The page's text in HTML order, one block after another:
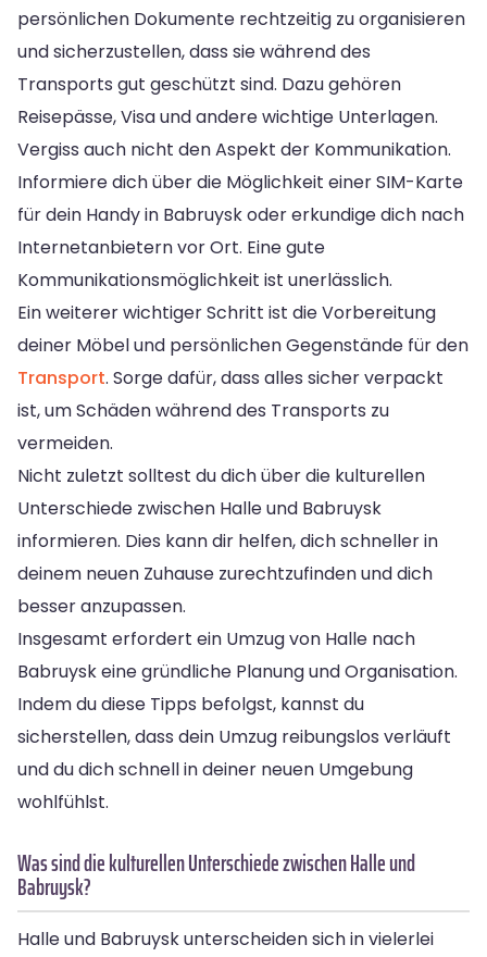
persönlichen Dokumente rechtzeitig zu organisieren
und sicherzustellen, dass sie während des
Transports gut geschützt sind. Dazu gehören
Reisepässe, Visa und andere wichtige Unterlagen.
Vergiss auch nicht den Aspekt der Kommunikation.
Informiere dich über die Möglichkeit einer SIM-Karte
für dein Handy in Babruysk oder erkundige dich nach
Internetanbietern vor Ort. Eine gute
Kommunikationsmöglichkeit ist unerlässlich.
Ein weiterer wichtiger Schritt ist die Vorbereitung
deiner Möbel und persönlichen Gegenstände für den
Transport. Sorge dafür, dass alles sicher verpackt
ist, um Schäden während des Transports zu
vermeiden.
Nicht zuletzt solltest du dich über die kulturellen
Unterschiede zwischen Halle und Babruysk
informieren. Dies kann dir helfen, dich schneller in
deinem neuen Zuhause zurechtzufinden und dich
besser anzupassen.
Insgesamt erfordert ein Umzug von Halle nach
Babruysk eine gründliche Planung und Organisation.
Indem du diese Tipps befolgst, kannst du
sicherstellen, dass dein Umzug reibungslos verläuft
und du dich schnell in deiner neuen Umgebung
wohlfühlst.
Was sind die kulturellen Unterschiede zwischen Halle und
Babruysk?
Halle und Babruysk unterscheiden sich in vielerlei